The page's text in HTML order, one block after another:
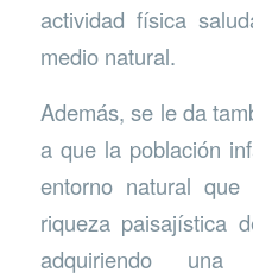
actividad física
medio natural.
Además, se le da
a que la población
entorno natural
riqueza paisajística
adquiriendo una